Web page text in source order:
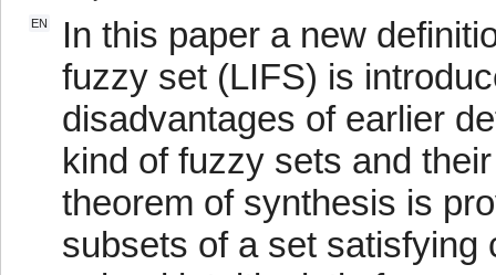
EN
In this paper a new
fuzzy set (LIFS) is
disadvantages of earlier
kind of fuzzy sets and
theorem of synthesis is
subsets of a set satisfying